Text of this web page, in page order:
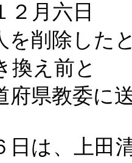
２月六日
を削除した
換え前と
府県教委に
は、上田